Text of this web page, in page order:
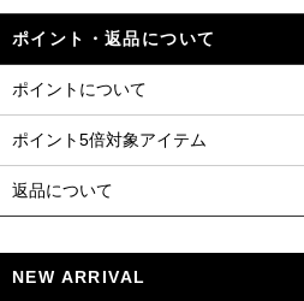
ポイント・返品について
ポイントについて
ポイント5倍対象アイテム
返品について
NEW ARRIVAL